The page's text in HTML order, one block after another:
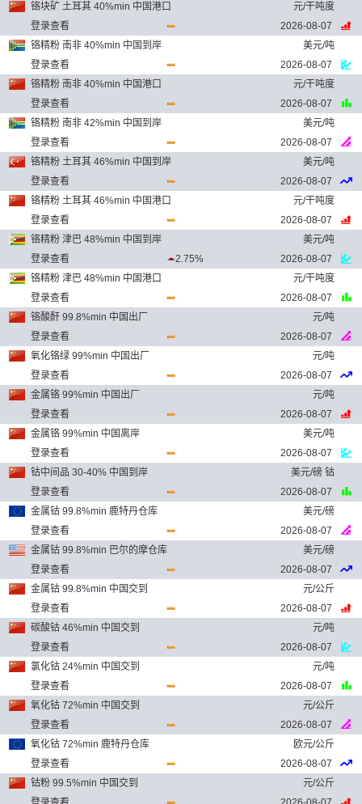
铬块矿 土耳其 40%min 中国港口
元/干吨度
登录查看
2026-08-07
铬精粉 南非 40%min 中国到岸
美元/吨
登录查看
2026-08-07
铬精粉 南非 40%min 中国港口
元/干吨度
登录查看
2026-08-07
铬精粉 南非 42%min 中国到岸
美元/吨
登录查看
2026-08-07
铬精粉 土耳其 46%min 中国到岸
美元/吨
登录查看
2026-08-07
铬精粉 土耳其 46%min 中国港口
元/干吨度
登录查看
2026-08-07
铬精粉 津巴 48%min 中国到岸
美元/吨
登录查看
2.75%
2026-08-07
铬精粉 津巴 48%min 中国港口
元/干吨度
登录查看
2026-08-07
铬酸酐 99.8%min 中国出厂
元/吨
登录查看
2026-08-07
氧化铬绿 99%min 中国出厂
元/吨
登录查看
2026-08-07
金属铬 99%min 中国出厂
元/吨
登录查看
2026-08-07
金属铬 99%min 中国离岸
美元/吨
登录查看
2026-08-07
钴中间品 30-40% 中国到岸
美元/磅 钴
登录查看
2026-08-07
金属钴 99.8%min 鹿特丹仓库
美元/磅
登录查看
2026-08-07
金属钴 99.8%min 巴尔的摩仓库
美元/磅
登录查看
2026-08-07
金属钴 99.8%min 中国交到
元/公斤
登录查看
2026-08-07
碳酸钴 46%min 中国交到
元/吨
登录查看
2026-08-07
氯化钴 24%min 中国交到
元/吨
登录查看
2026-08-07
氧化钴 72%min 中国交到
元/公斤
登录查看
2026-08-07
氧化钴 72%min 鹿特丹仓库
欧元/公斤
登录查看
2026-08-07
钴粉 99.5%min 中国交到
元/公斤